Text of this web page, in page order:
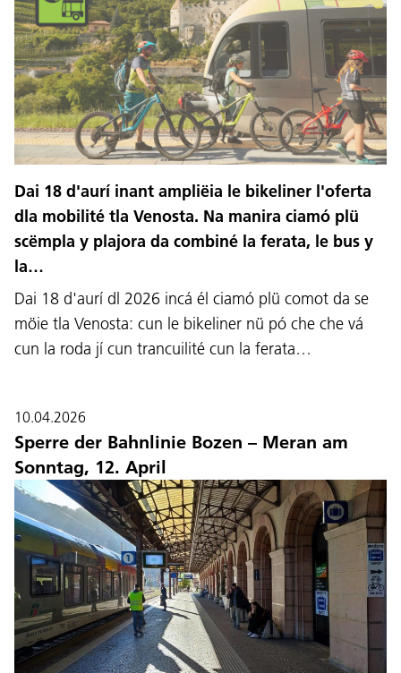
Dai 18 d'aurí inant ampliëia le bikeliner l'oferta
dla mobilité tla Venosta. Na manira ciamó plü
scëmpla y plajora da combiné la ferata, le bus y
la…
Dai 18 d'aurí dl 2026 incá él ciamó plü comot da se
möie tla Venosta: cun le bikeliner nü pó che che vá
cun la roda jí cun trancuilité cun la ferata…
10.04.2026
Sperre der Bahnlinie Bozen – Meran am
Sonntag, 12. April